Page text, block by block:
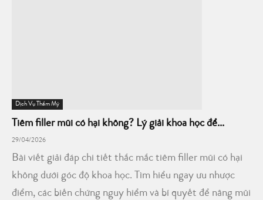
Dịch Vụ Thẩm Mỹ
Tiêm filler mũi có hại không? Lý giải khoa học để...
29/04/2026
Bài viết giải đáp chi tiết thắc mắc tiêm filler mũi có hại
không dưới góc độ khoa học. Tìm hiểu ngay ưu nhược
điểm, các biến chứng nguy hiểm và bí quyết để nâng mũi